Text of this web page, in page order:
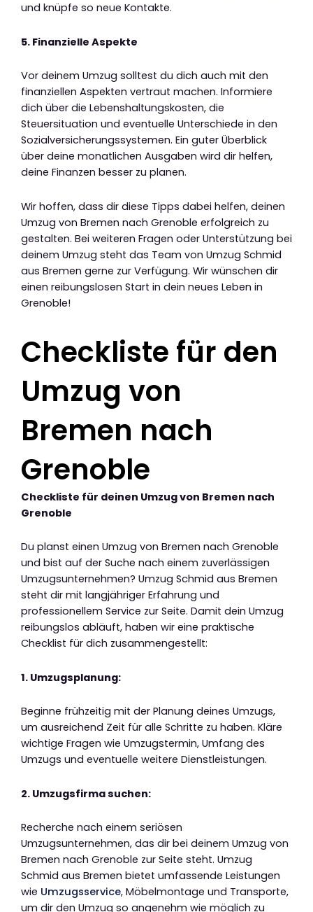
und knüpfe so neue Kontakte.
5. Finanzielle Aspekte
Vor deinem Umzug solltest du dich auch mit den
finanziellen Aspekten vertraut machen. Informiere
dich über die Lebenshaltungskosten, die
Steuersituation und eventuelle Unterschiede in den
Sozialversicherungssystemen. Ein guter Überblick
über deine monatlichen Ausgaben wird dir helfen,
deine Finanzen besser zu planen.
Wir hoffen, dass dir diese Tipps dabei helfen, deinen
Umzug von Bremen nach Grenoble erfolgreich zu
gestalten. Bei weiteren Fragen oder Unterstützung bei
deinem Umzug steht das Team von Umzug Schmid
aus Bremen gerne zur Verfügung. Wir wünschen dir
einen reibungslosen Start in dein neues Leben in
Grenoble!
Checkliste für den
Umzug von
Bremen nach
Grenoble
Checkliste für deinen Umzug von Bremen nach
Grenoble
Du planst einen Umzug von Bremen nach Grenoble
und bist auf der Suche nach einem zuverlässigen
Umzugsunternehmen? Umzug Schmid aus Bremen
steht dir mit langjähriger Erfahrung und
professionellem Service zur Seite. Damit dein Umzug
reibungslos abläuft, haben wir eine praktische
Checklist für dich zusammengestellt:
1. Umzugsplanung:
Beginne frühzeitig mit der Planung deines Umzugs,
um ausreichend Zeit für alle Schritte zu haben. Kläre
wichtige Fragen wie Umzugstermin, Umfang des
Umzugs und eventuelle weitere Dienstleistungen.
2. Umzugsfirma suchen:
Recherche nach einem seriösen
Umzugsunternehmen, das dir bei deinem Umzug von
Bremen nach Grenoble zur Seite steht. Umzug
Schmid aus Bremen bietet umfassende Leistungen
wie Umzugsservice, Möbelmontage und Transporte,
um dir den Umzug so angenehm wie möglich zu